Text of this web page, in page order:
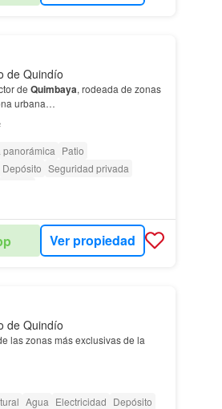
de Quindío
de Quimbaya, rodeada de zonas
urbana…
panorámica Patio
Depósito Seguridad privada
Ver propiedad
de Quindío
las zonas más exclusivas de la
Agua Electricidad Depósito